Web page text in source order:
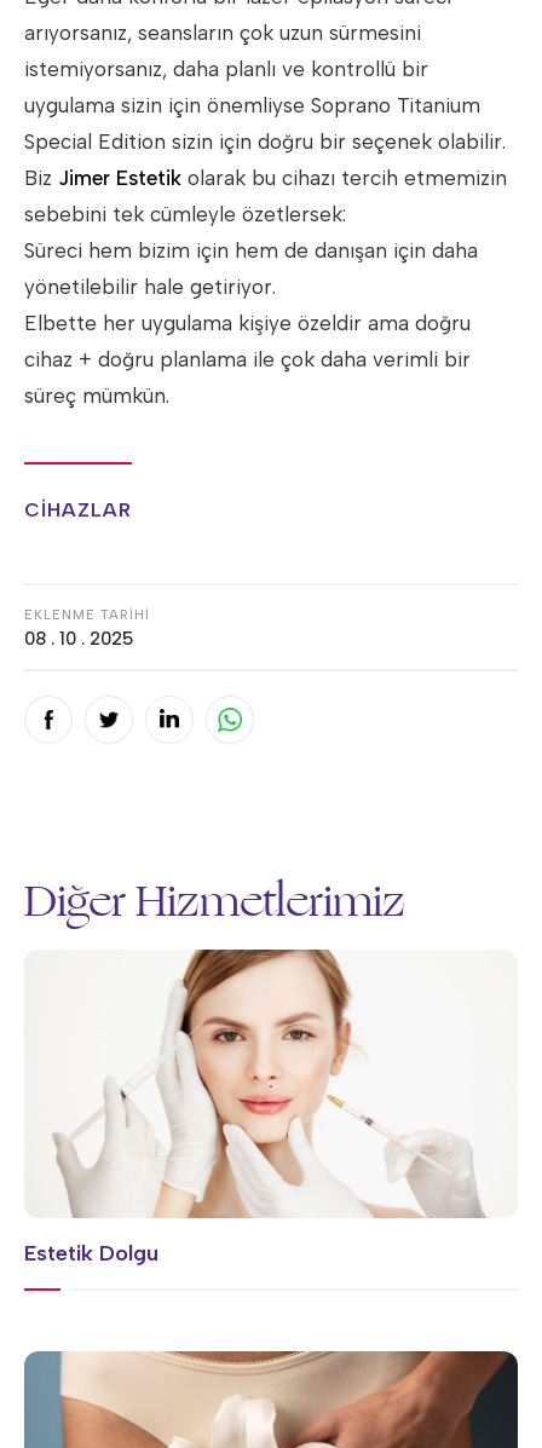
arıyorsanız, seansların çok uzun sürmesini
istemiyorsanız, daha planlı ve kontrollü bir
uygulama sizin için önemliyse Soprano Titanium
Special Edition sizin için doğru bir seçenek olabilir.
Biz Jimer Estetik olarak bu cihazı tercih etmemizin
sebebini tek cümleyle özetlersek:
Süreci hem bizim için hem de danışan için daha
yönetilebilir hale getiriyor.
Elbette her uygulama kişiye özeldir ama doğru
cihaz + doğru planlama ile çok daha verimli bir
süreç mümkün.
CİHAZLAR
EKLENME TARİHİ
08 . 10 . 2025
Diğer Hizmetlerimiz
Estetik Dolgu